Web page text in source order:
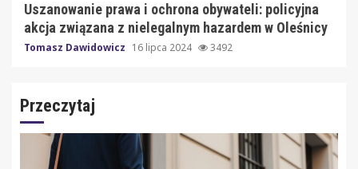
Uszanowanie prawa i ochrona obywateli: policyjna
akcja związana z nielegalnym hazardem w Oleśnicy
Tomasz Dawidowicz 16 lipca 2024 3492
Przeczytaj